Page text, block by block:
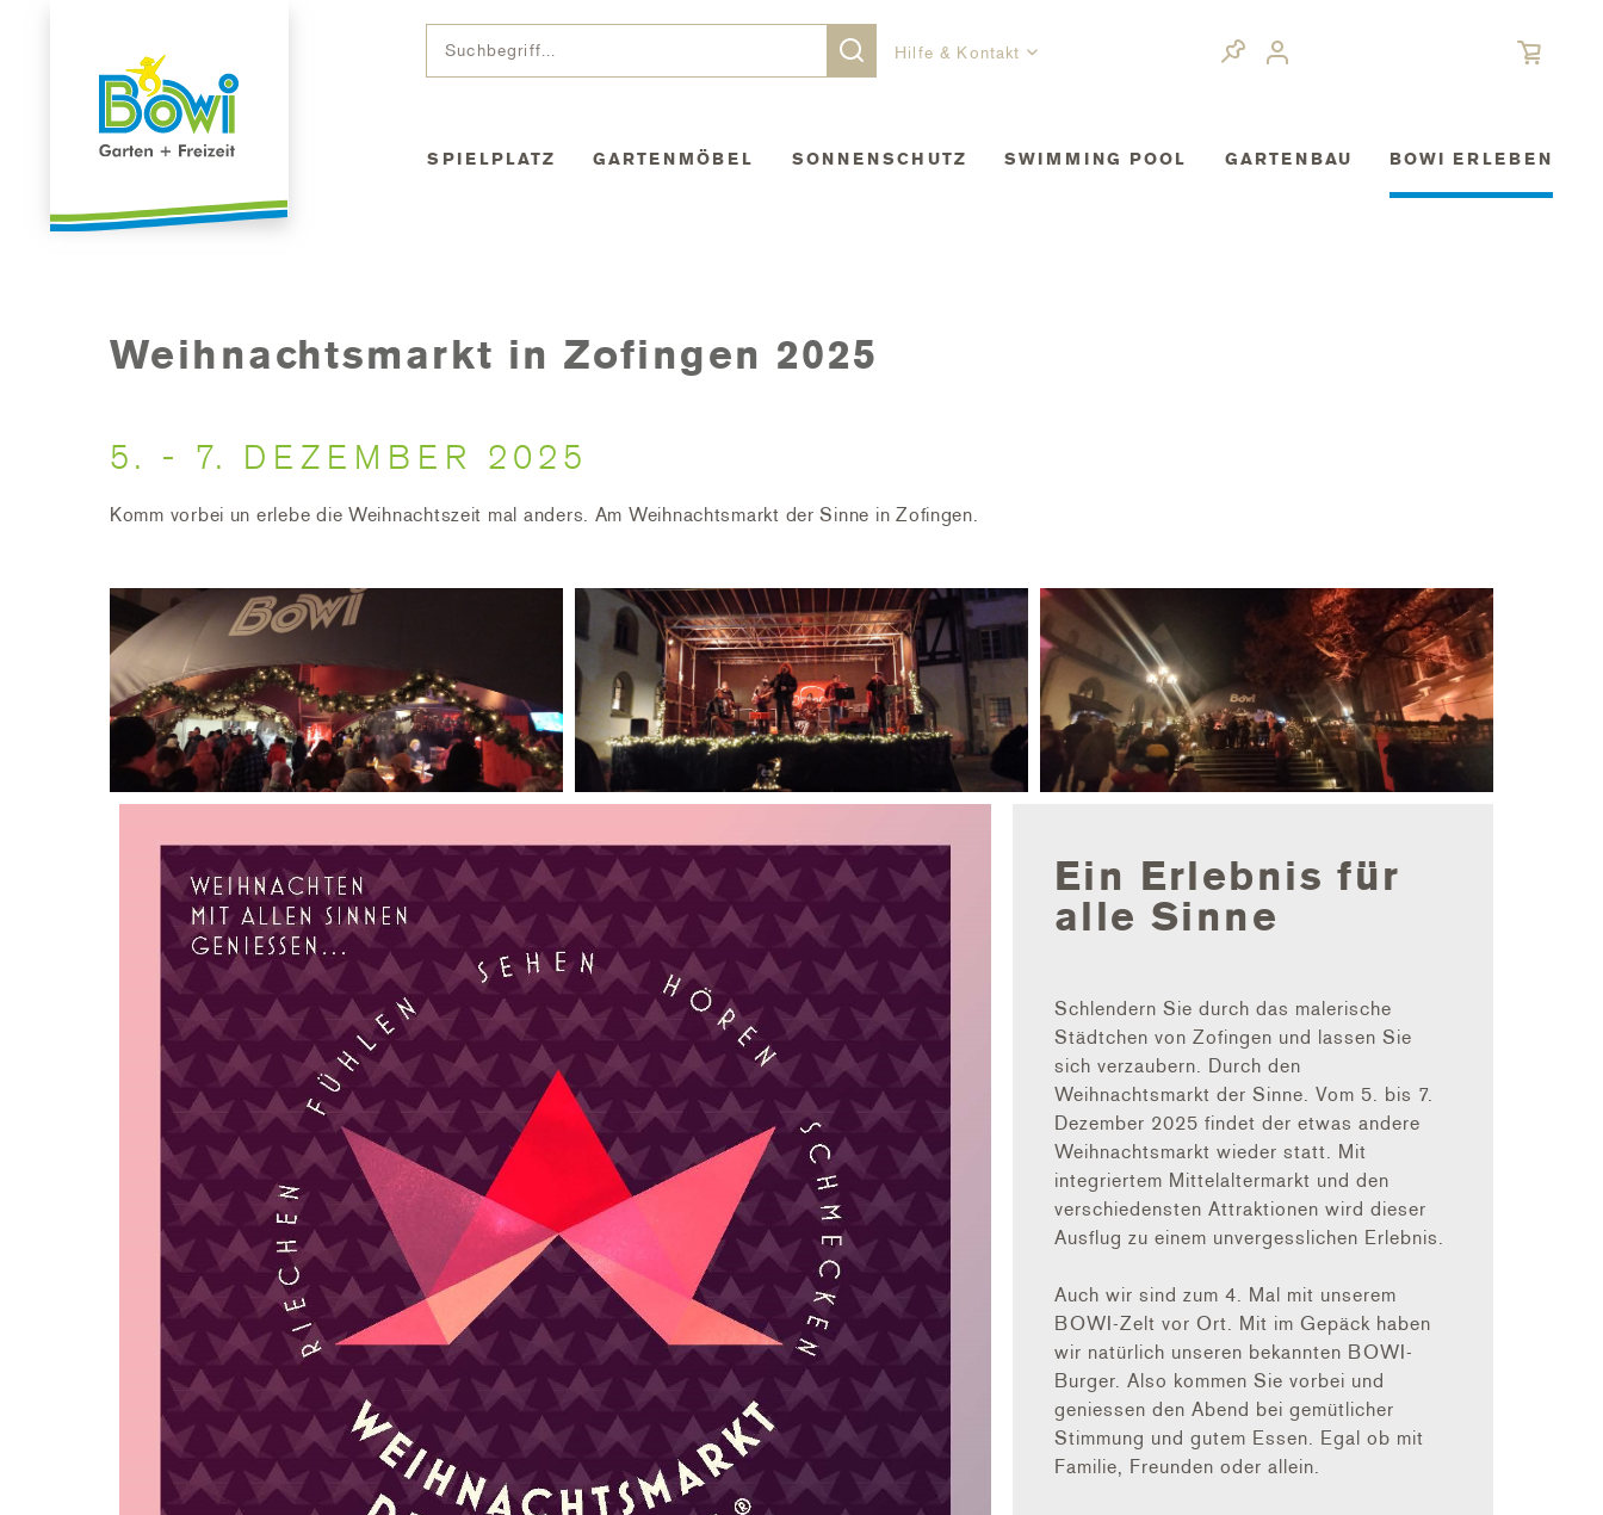
Hilfe & Kontakt
SPIELPLATZ GARTENMÖBEL SONNENSCHUTZ SWIMMING POOL GARTENBAU BOWI ERLEBEN
Weihnachtsmarkt in Zofingen 2025
5. - 7. DEZEMBER 2025
Komm vorbei un erlebe die Weihnachtszeit mal anders. Am Weihnachtsmarkt der Sinne in Zofingen.
Ein Erlebnis für
alle Sinne
Schlendern Sie durch das malerische
Städtchen von Zofingen und lassen Sie
sich verzaubern. Durch den
Weihnachtsmarkt der Sinne. Vom 5. bis 7.
Dezember 2025 findet der etwas andere
Weihnachtsmarkt wieder statt. Mit
integriertem Mittelaltermarkt und den
verschiedensten Attraktionen wird dieser
Ausflug zu einem unvergesslichen Erlebnis.
Auch wir sind zum 4. Mal mit unserem
BOWI-Zelt vor Ort. Mit im Gepäck haben
wir natürlich unseren bekannten BOWI-
Burger. Also kommen Sie vorbei und
geniessen den Abend bei gemütlicher
Stimmung und gutem Essen. Egal ob mit
Familie, Freunden oder allein.